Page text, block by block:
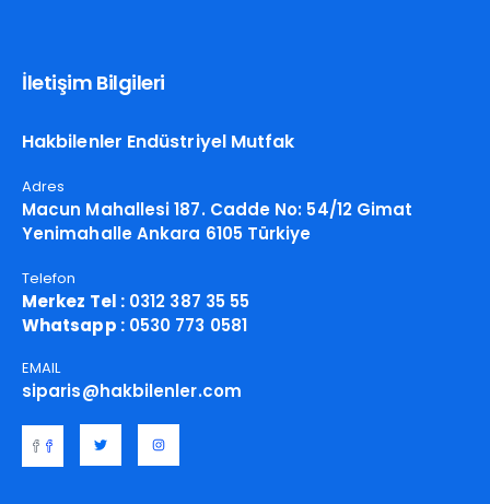
İletişim Bilgileri
Hakbilenler Endüstriyel Mutfak
Adres
Macun Mahallesi 187. Cadde No: 54/12 Gimat
Yenimahalle Ankara 6105 Türkiye
Telefon
Merkez Tel :0312 387 35 55
Whatsapp :0530 773 0581
EMAIL
siparis@hakbilenler.com